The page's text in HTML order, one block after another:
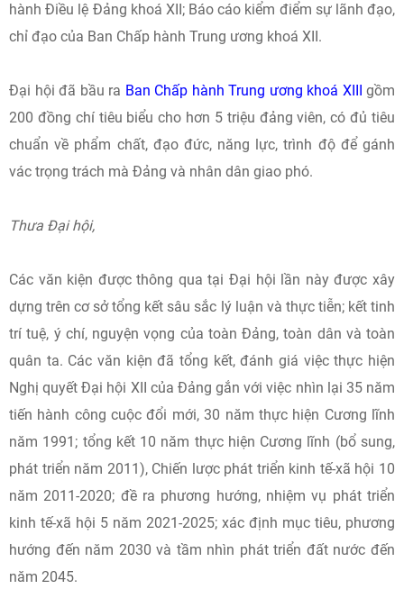
hành Điều lệ Đảng khoá XII; Báo cáo kiểm điểm sự lãnh đạo,
chỉ đạo của Ban Chấp hành Trung ương khoá XII.
Đại hội đã bầu ra Ban Chấp hành Trung ương khoá XIII gồm
200 đồng chí tiêu biểu cho hơn 5 triệu đảng viên, có đủ tiêu
chuẩn về phẩm chất, đạo đức, năng lực, trình độ để gánh
vác trọng trách mà Đảng và nhân dân giao phó.
Thưa Đại hội,
Các văn kiện được thông qua tại Đại hội lần này được xây
dựng trên cơ sở tổng kết sâu sắc lý luận và thực tiễn; kết tinh
trí tuệ, ý chí, nguyện vọng của toàn Đảng, toàn dân và toàn
quân ta. Các văn kiện đã tổng kết, đánh giá việc thực hiện
Nghị quyết Đại hội XII của Đảng gắn với việc nhìn lại 35 năm
tiến hành công cuộc đổi mới, 30 năm thực hiện Cương lĩnh
năm 1991; tổng kết 10 năm thực hiện Cương lĩnh (bổ sung,
phát triển năm 2011), Chiến lược phát triển kinh tế-xã hội 10
năm 2011-2020; đề ra phương hướng, nhiệm vụ phát triển
kinh tế-xã hội 5 năm 2021-2025; xác định mục tiêu, phương
hướng đến năm 2030 và tầm nhìn phát triển đất nước đến
năm 2045.